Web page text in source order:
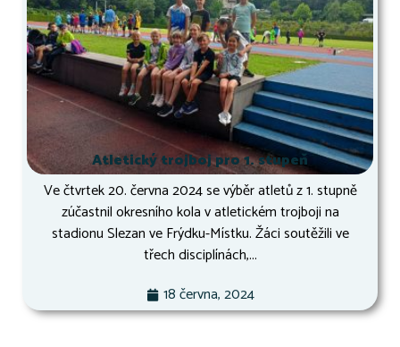
Atletický trojboj pro 1. stupeň
Ve čtvrtek 20. června 2024 se výběr atletů z 1. stupně
zúčastnil okresního kola v atletickém trojboji na
stadionu Slezan ve Frýdku-Místku. Žáci soutěžili ve
třech disciplínách,...
18 června, 2024